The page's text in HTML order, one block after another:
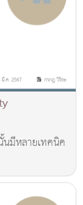
นมีหลายเทคนิค